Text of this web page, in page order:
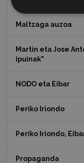
Maltzaga auzoa
Martin eta Jose
ipuinak"
NODO eta Eibar
Periko Iriondo
Periko Iriondo,
Propaganda